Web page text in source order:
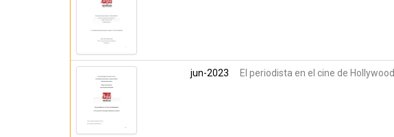
jun-2023 El periodista en el cine de Hollywood